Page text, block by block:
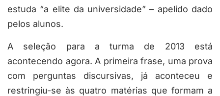
estuda “a elite da universidade” – apelido dado
pelos alunos.
A seleção para a turma de 2013 está
acontecendo agora. A primeira frase, uma prova
com perguntas discursivas, já aconteceu e
restringiu-se às quatro matérias que formam a